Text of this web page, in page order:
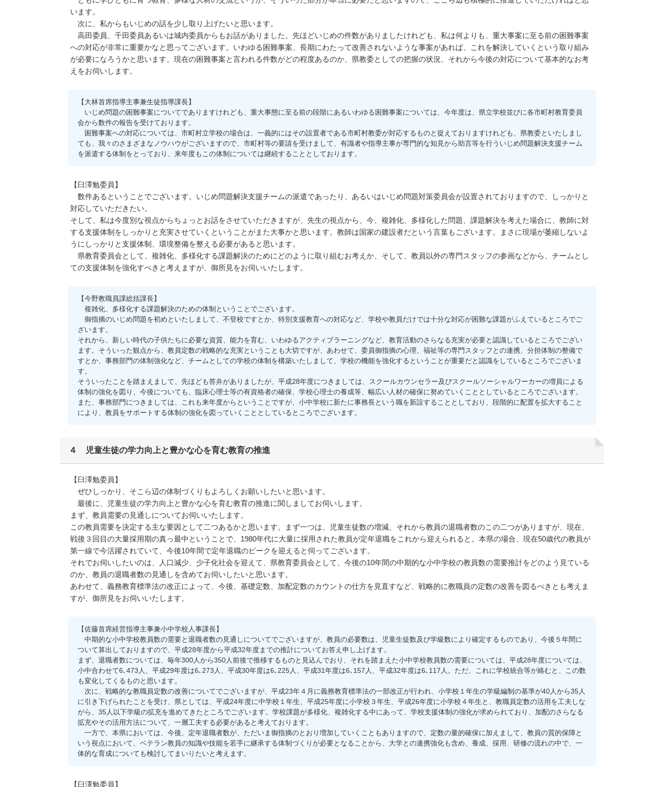
います。
次に、私からもいじめの話を少し取り上げたいと思います。
高田委員、千田委員あるいは城内委員からもお話がありました。先ほどいじめの件数がありましたけれども、私は何よりも、重大事案に至る前の困難事案
への対応が非常に重要かなと思ってございます。いわゆる困難事案、長期にわたって改善されないような事案があれば、これを解決していくという取り組み
が必要になろうかと思います。現在の困難事案と言われる件数がどの程度あるのか、県教委としての把握の状況、それから今後の対応について基本的なお考
えをお伺いします。
【大林首席指導主事兼生徒指導課長】
いじめ問題の困難事案についてでありますけれども、重大事態に至る前の段階にあるいわゆる困難事案については、今年度は、県立学校並びに各市町村教育委員
会から数件の報告を受けております。
困難事案への対応については、市町村立学校の場合は、一義的にはその設置者である市町村教委が対応するものと捉えておりますけれども、県教委といたしまし
ても、我々のさまざまなノウハウがございますので、市町村等の要請を受けまして、有識者や指導主事が専門的な知見から助言等を行ういじめ問題解決支援チーム
を派遣する体制をとっており、来年度もこの体制については継続することとしております。
【臼澤勉委員】
数件あるということでございます。いじめ問題解決支援チームの派遣であったり、あるいはいじめ問題対策委員会が設置されておりますので、しっかりと
対応していただきたい。
そして、私は今度別な視点からちょっとお話をさせていただきますが、先生の視点から、今、複雑化、多様化した問題、課題解決を考えた場合に、教師に対
する支援体制をしっかりと充実させていくということがまた大事かと思います。教師は国家の建設者だという言葉もございます。まさに現場が萎縮しないよ
うにしっかりと支援体制、環境整備を整える必要があると思います。
県教育委員会として、複雑化、多様化する課題解決のためにどのように取り組むお考えか、そして、教員以外の専門スタッフの参画などから、チームとし
ての支援体制を強化すべきと考えますが、御所見をお伺いいたします。
【今野教職員課総括課長】
複雑化、多様化する課題解決のための体制ということでございます。
御指摘のいじめ問題を初めといたしまして、不登校ですとか、特別支援教育への対応など、学校や教員だけでは十分な対応が困難な課題がふえているところでご
ざいます。
それから、新しい時代の子供たちに必要な資質、能力を育む、いわゆるアクティブラーニングなど、教育活動のさらなる充実が必要と認識しているところでござい
ます。そういった観点から、教員定数の戦略的な充実ということも大切ですが、あわせて、委員御指摘の心理、福祉等の専門スタッフとの連携、分担体制の整備で
すとか、事務部門の体制強化など、チームとしての学校の体制を構築いたしまして、学校の機能を強化するということが重要だと認識をしているところでございま
す。
そういったことを踏まえまして、先ほども答弁がありましたが、平成28年度につきましては、スクールカウンセラー及びスクールソーシャルワーカーの増員による
体制の強化を図り、今後についても、臨床心理士等の有資格者の確保、学校心理士の養成等、幅広い人材の確保に努めていくこととしているところでございます。
また、事務部門につきましては、これも来年度からということですが、小中学校に新たに事務長という職を新設することとしており、段階的に配置を拡大すること
により、教員をサポートする体制の強化を図っていくこととしているところでございます。
４ 児童生徒の学力向上と豊かな心を育む教育の推進
【臼澤勉委員】
ぜひしっかり、そこら辺の体制づくりもよろしくお願いしたいと思います。
最後に、児童生徒の学力向上と豊かな心を育む教育の推進に関しましてお伺いします。
まず、教員需要の見通しについてお伺いいたします。
この教員需要を決定する主な要因として二つあるかと思います。まず一つは、児童生徒数の増減、それから教員の退職者数のこの二つがありますが、現在、
戦後３回目の大量採用期の真っ最中ということで、1980年代に大量に採用された教員が定年退職をこれから迎えられると。本県の場合、現在50歳代の教員が
第一線で今活躍されていて、今後10年間で定年退職のピークを迎えると伺ってございます。
それでお伺いしたいのは、人口減少、少子化社会を迎えて、県教育委員会として、今後の10年間の中期的な小中学校の教員数の需要推計をどのよう見ている
のか、教員の退職者数の見通しを含めてお伺いしたいと思います。
あわせて、義務教育標準法の改正によって、今後、基礎定数、加配定数のカウントの仕方を見直すなど、戦略的に教職員の定数の改善を図るべきとも考えま
すが、御所見をお伺いいたします。
【佐藤首席経営指導主事兼小中学校人事課長】
中期的な小中学校教員数の需要と退職者数の見通しについてでございますが、教員の必要数は、児童生徒数及び学級数により確定するものであり、今後５年間に
ついて算出しておりますので、平成28年度から平成32年度までの推計についてお答え申し上げます。
まず、退職者数については、毎年300人から350人前後で推移するものと見込んでおり、それを踏まえた小中学校教員数の需要については、平成28年度については、
小中合わせて6､473人、平成29年度は6､273人、平成30年度は6､225人、平成31年度は6､157人、平成32年度は6､117人。ただ、これに学校統合等が絡むと、この数
も変化してくるものと思います。
次に、戦略的な教職員定数の改善についてでございますが、平成23年４月に義務教育標準法の一部改正が行われ、小学校１年生の学級編制の基準が40人から35人
に引き下げられたことを受け、県としては、平成24年度に中学校１年生、平成25年度に小学校３年生、平成26年度に小学校４年生と、教職員定数の活用を工夫しな
がら、35人以下学級の拡充を進めてきたところでございます。学校課題が多様化、複雑化する中にあって、学校支援体制の強化が求められており、加配のさらなる
拡充やその活用方法について、一層工夫する必要があると考えております。
一方で、本県においては、今後、定年退職者数が、ただいま御指摘のとおり増加していくこともありますので、定数の量的確保に加えまして、教員の質的保障と
いう視点において、ベテラン教員の知識や技能を若手に継承する体制づくりが必要となることから、大学との連携強化も含め、養成、採用、研修の流れの中で、一
体的な育成についても検討してまいりたいと考えます。
【臼澤勉委員】